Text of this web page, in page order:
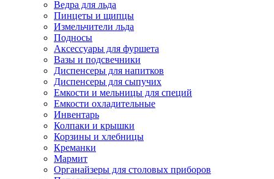
Ведра для льда
Пинцеты и щипцы
Измельчители льда
Подносы
Аксессуары для фуршета
Вазы и подсвечники
Диспенсеры для напитков
Диспенсеры для сыпучих
Емкости и мельницы для специй
Емкости охладительные
Инвентарь
Колпаки и крышки
Корзины и хлебницы
Креманки
Мармит
Органайзеры для столовых приборов